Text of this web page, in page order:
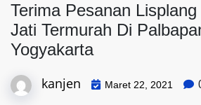
Terima Pesanan
Jati Termurah Di
Yogyakarta
kanjen Maret 22, 2021